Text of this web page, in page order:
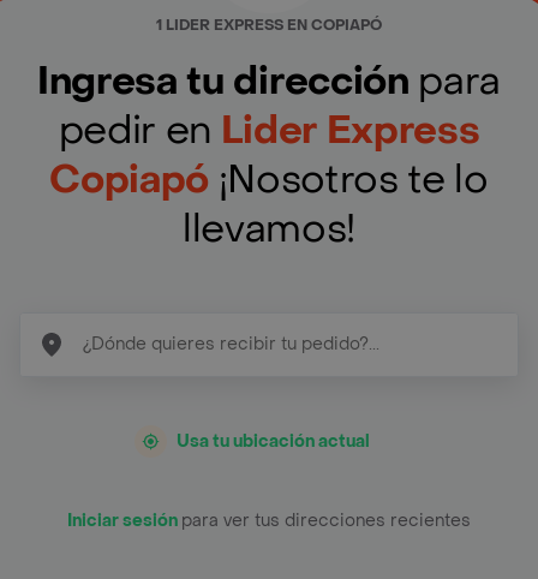
1 LIDER EXPRESS EN COPIAPÓ
Ingresa tu dirección para
pedir en Lider Express
Copiapó ¡Nosotros te lo
llevamos!
Usa tu ubicación actual
Iniciar sesión para ver tus direcciones recientes